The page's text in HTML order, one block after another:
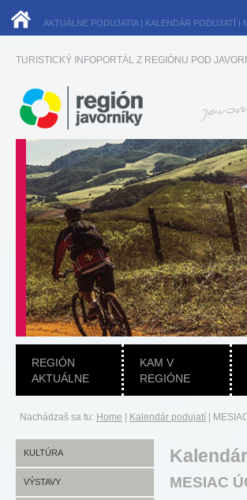
AKTUÁLNE PODUJATIA| KALENDÁR PODUJATÍ |
TURISTICKÝ INFOPORTÁL Z REGIÓNU POD
REGIÓN
AKTUÁLNE
KAM V
REGIÓNE
Nachádzaš sa tu: Home Kalendár podujatí
KULTÚRA
VÝSTAVY MESIAC